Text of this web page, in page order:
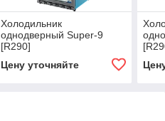
Холодильник
однодверный Super-9
[R290]
Цену уточняйте